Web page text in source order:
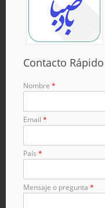
Contacto Rápido
Nombre *
Email *
País *
Mensaje o pregunta *